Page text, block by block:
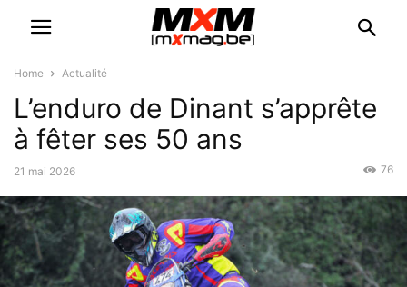
Home Actualité
L’enduro de Dinant s’apprête
à fêter ses 50 ans
21 mai 2026 76